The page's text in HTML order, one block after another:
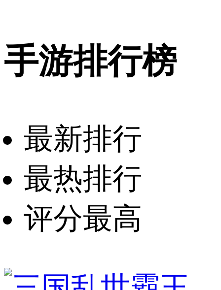
手游排行榜
最新排行
最热排行
评分最高